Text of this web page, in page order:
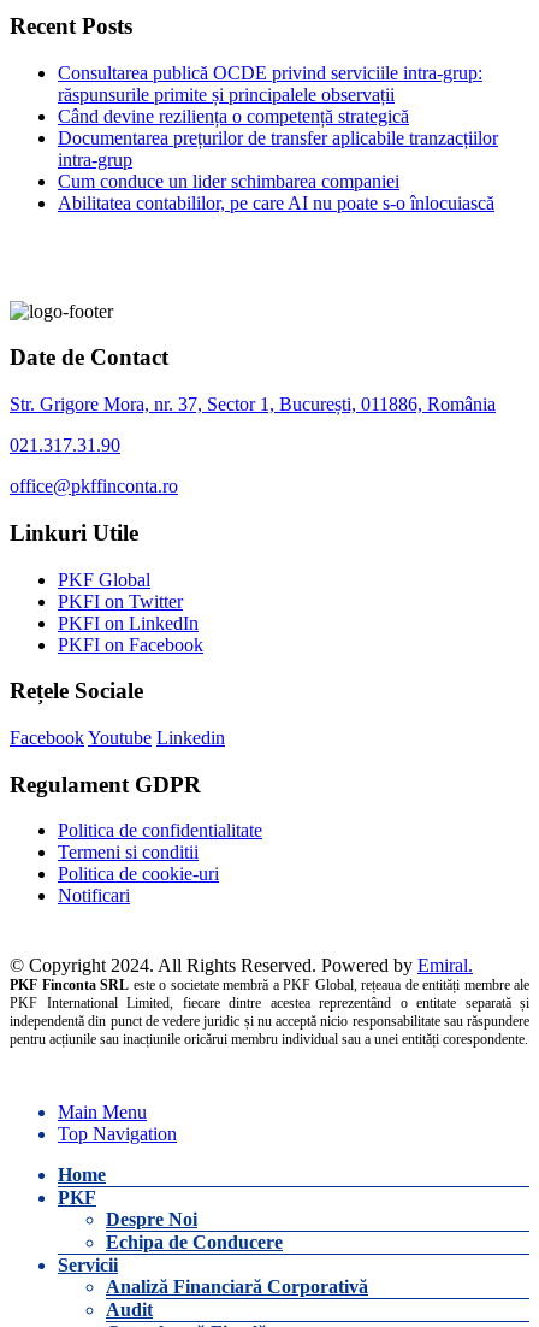
Recent Posts
Consultarea publică OCDE privind serviciile intra-grup:
răspunsurile primite și principalele observații
Când devine reziliența o competență strategică
Documentarea prețurilor de transfer aplicabile tranzacțiilor
intra-grup
Cum conduce un lider schimbarea companiei
Abilitatea contabililor, pe care AI nu poate s-o înlocuiască
Date de Contact
Str. Grigore Mora, nr. 37, Sector 1, București, 011886, România
021.317.31.90
office@pkffinconta.ro
Linkuri Utile
PKF Global
PKFI on Twitter
PKFI on LinkedIn
PKFI on Facebook
Rețele Sociale
FacebookYoutube Linkedin
Regulament GDPR
Politica de confidentialitate
Termeni si conditii
Politica de cookie-uri
Notificari
© Copyright 2024. All Rights Reserved. Powered by Emiral.
PKF Finconta SRL este o societate membră a PKF Global, rețeaua de entități membre ale
PKF International Limited, fiecare dintre acestea reprezentând o entitate separată și
independentă din punct de vedere juridic și nu acceptă nicio responsabilitate sau răspundere
pentru acțiunile sau inacțiunile oricărui membru individual sau a unei entități corespondente.
Main Menu
Top Navigation
Home
PKF
Despre Noi
Echipa de Conducere
Servicii
Analiză Financiară Corporativă
Audit